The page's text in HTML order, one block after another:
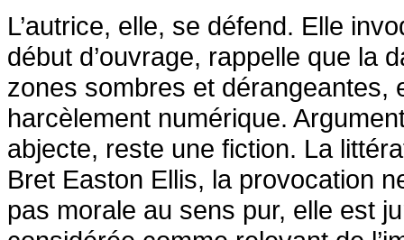
L’autrice, elle, se défend. Elle
début d’ouvrage, rappelle que la
zones sombres et dérangeantes,
harcèlement numérique.
abjecte, reste une fiction. La
Bret Easton Ellis, la provocation
pas morale au sens pur, elle est